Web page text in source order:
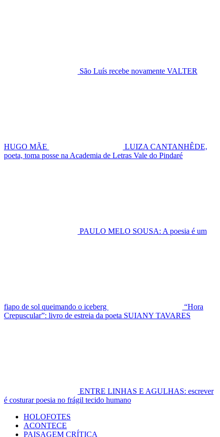
São Luís recebe novamente VALTER
HUGO MÃE
LUIZA CANTANHÊDE,
poeta, toma posse na Academia de Letras Vale do Pindaré
PAULO MELO SOUSA: A poesia é um
fiapo de sol queimando o iceberg
“Hora
Crepuscular”: livro de estreia da poeta SUIANY TAVARES
ENTRE LINHAS E AGULHAS: escrever
é costurar poesia no frágil tecido humano
Primary
Menu
HOLOFOTES
ACONTECE
PAISAGEM CRÍTICA